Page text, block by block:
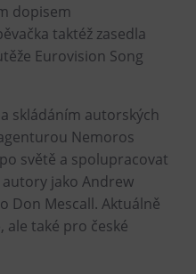
dopisem
taktéž zasedla
Eurovision Song
skládáním autorských
Nemoros
světě a spolupracovat
jako Andrew
Don Mescall. Aktuálně
ale také pro české